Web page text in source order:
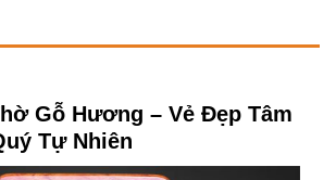
Gỗ Hương – Vẻ Đẹp Tâm
Tự Nhiên